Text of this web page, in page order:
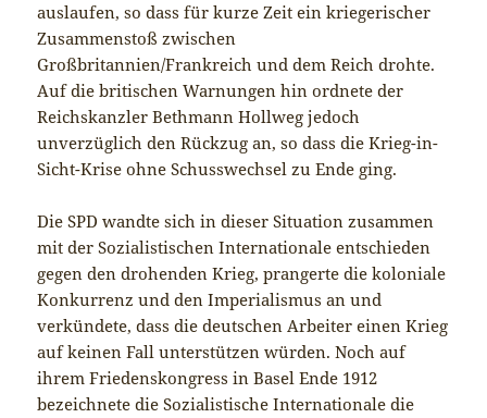
auslaufen, so dass für kurze Zeit ein kriegerischer
Zusammenstoß zwischen
Großbritannien/Frankreich und dem Reich drohte.
Auf die britischen Warnungen hin ordnete der
Reichskanzler Bethmann Hollweg jedoch
unverzüglich den Rückzug an, so dass die Krieg-in-
Sicht-Krise ohne Schusswechsel zu Ende ging.
Die SPD wandte sich in dieser Situation zusammen
mit der Sozialistischen Internationale entschieden
gegen den drohenden Krieg, prangerte die koloniale
Konkurrenz und den Imperialismus an und
verkündete, dass die deutschen Arbeiter einen Krieg
auf keinen Fall unterstützen würden. Noch auf
ihrem Friedenskongress in Basel Ende 1912
bezeichnete die Sozialistische Internationale die